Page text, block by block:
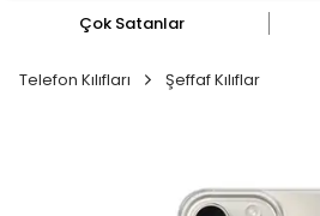
Çok Satanlar
Telefon Kılıfları Şeffaf Kılıflar